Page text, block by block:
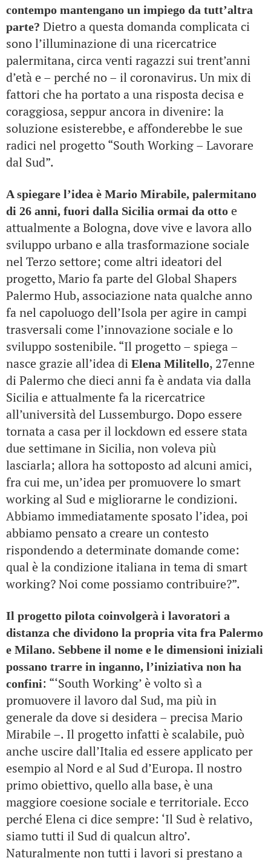
contempo mantengano un impiego da tutt’altra
parte? Dietro a questa domanda complicata ci
sono l’illuminazione di una ricercatrice
palermitana, circa venti ragazzi sui trent’anni
d’età e – perché no – il coronavirus. Un mix di
fattori che ha portato a una risposta decisa e
coraggiosa, seppur ancora in divenire: la
soluzione esisterebbe, e affonderebbe le sue
radici nel progetto “South Working – Lavorare
dal Sud”.
A spiegare l’idea è Mario Mirabile, palermitano
di 26 anni, fuori dalla Sicilia ormai da otto e
attualmente a Bologna, dove vive e lavora allo
sviluppo urbano e alla trasformazione sociale
nel Terzo settore; come altri ideatori del
progetto, Mario fa parte del Global Shapers
Palermo Hub, associazione nata qualche anno
fa nel capoluogo dell’Isola per agire in campi
trasversali come l’innovazione sociale e lo
sviluppo sostenibile. “Il progetto – spiega –
nasce grazie all’idea di Elena Militello, 27enne
di Palermo che dieci anni fa è andata via dalla
Sicilia e attualmente fa la ricercatrice
all’università del Lussemburgo. Dopo essere
tornata a casa per il lockdown ed essere stata
due settimane in Sicilia, non voleva più
lasciarla; allora ha sottoposto ad alcuni amici,
fra cui me, un’idea per promuovere lo smart
working al Sud e migliorarne le condizioni.
Abbiamo immediatamente sposato l’idea, poi
abbiamo pensato a creare un contesto
rispondendo a determinate domande come:
qual è la condizione italiana in tema di smart
working? Noi come possiamo contribuire?”.
Il progetto pilota coinvolgerà i lavoratori a
distanza che dividono la propria vita fra Palermo
e Milano. Sebbene il nome e le dimensioni iniziali
possano trarre in inganno, l’iniziativa non ha
confini: “‘South Working’ è volto sì a
promuovere il lavoro dal Sud, ma più in
generale da dove si desidera – precisa Mario
Mirabile –. Il progetto infatti è scalabile, può
anche uscire dall’Italia ed essere applicato per
esempio al Nord e al Sud d’Europa. Il nostro
primo obiettivo, quello alla base, è una
maggiore coesione sociale e territoriale. Ecco
perché Elena ci dice sempre: ‘Il Sud è relativo,
siamo tutti il Sud di qualcun altro’.
Naturalmente non tutti i lavori si prestano a